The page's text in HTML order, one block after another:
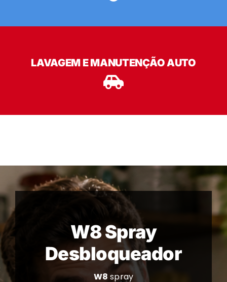
LAVAGEM E MANUTENÇÃO AUTO
W8 Spray
Desbloqueador
W8 spray